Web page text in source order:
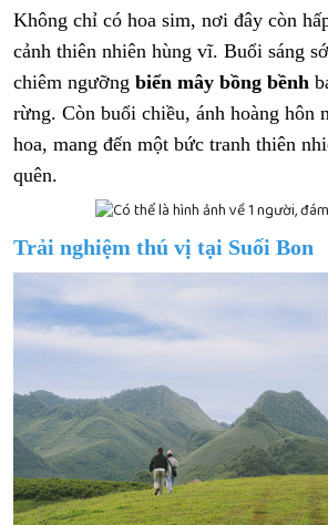
Không chỉ có hoa sim, nơi đây còn
cảnh thiên nhiên hùng vĩ. Buổi sáng
chiêm ngưỡng biển mây bồng bềnh
rừng. Còn buổi chiều, ánh hoàng hôn
hoa, mang đến một bức tranh thiên
quên.
Trải nghiệm thú vị tại Suối Bon